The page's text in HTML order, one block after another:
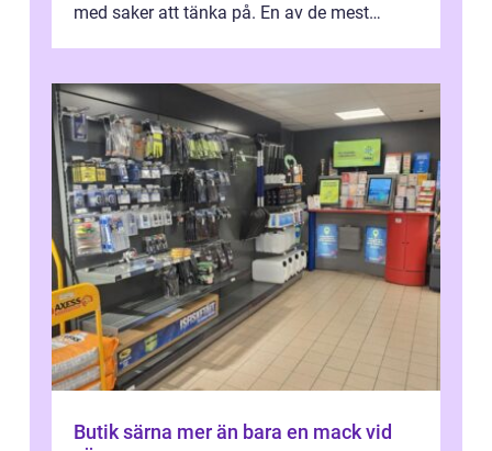
med saker att tänka på. En av de mest
Butik särna mer än bara en mack vid